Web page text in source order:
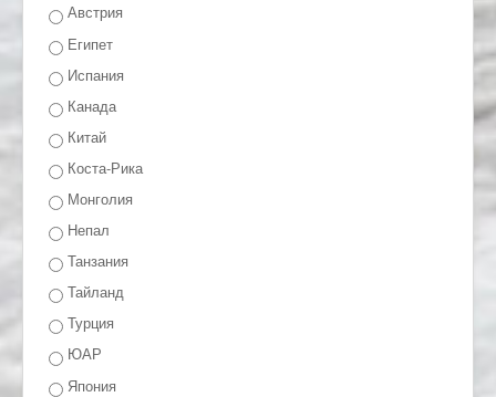
Австрия
Египет
Испания
Канада
Китай
Коста-Рика
Монголия
Непал
Танзания
Тайланд
Турция
ЮАР
Япония